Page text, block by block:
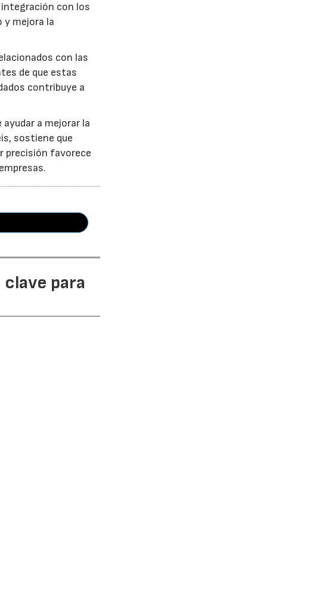
con los
y mejora la
con las
de que estas
contribuye a
a mejorar la
sostiene que
precisión favorece
para